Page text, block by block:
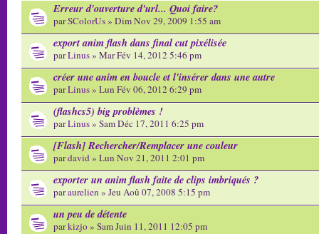
Erreur d'ouverture d'url... Quoi faire?
parSColorUs» Dim Nov 29, 2009 1:55 am
export anim flash dans final cut pixélisée
parLinus» Mar Fév 14, 2012 5:46 pm
créer une anim en boucle et l'insérer dans une autre
parLinus» Lun Fév 06, 2012 6:29 pm
(flashcs5) big problèmes !
parLinus» Sam Déc 17, 2011 6:25 pm
[Flash] Rechercher/Remplacer une couleur
pardavid» Lun Nov 21, 2011 2:01 pm
exporter un anim flash faite de clips imbriqués ?
paraurelien » Jeu Aoû 07, 2008 5:15 pm
un peu de détente
parkizjo» Sam Juin 11, 2011 12:05 pm